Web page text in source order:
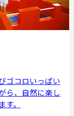
ゴコロいっぱい
ら、自然に楽し
。